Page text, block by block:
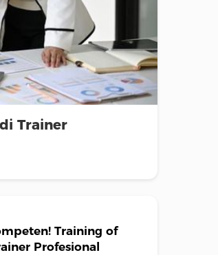
Trainer
Training of
Profesional